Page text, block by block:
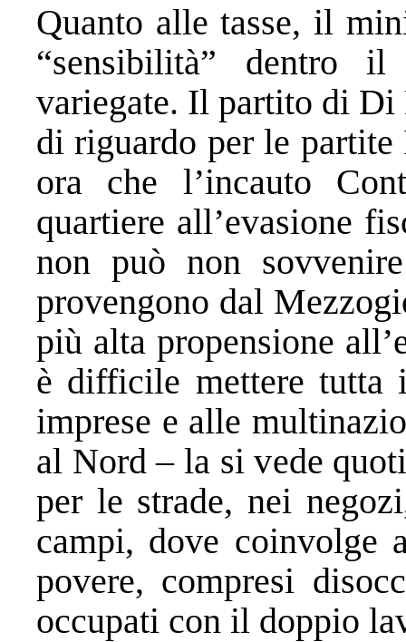
Quanto alle tasse, il
“sensibilità” dentro
variegate. Il partito di Di
di riguardo per le
ora che l’incauto
quartiere all’evasione
non può non
provengono dal
più alta propensione
è difficile mettere tutta
imprese e alle
al Nord – la si vede
per le strade, nei
campi, dove coinvolge
povere, compresi
occupati con il doppio